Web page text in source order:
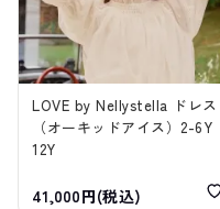
LOVE by Nellystella ドレス
（オーキッドアイス）2-6Y
12Y
41,000円(税込)